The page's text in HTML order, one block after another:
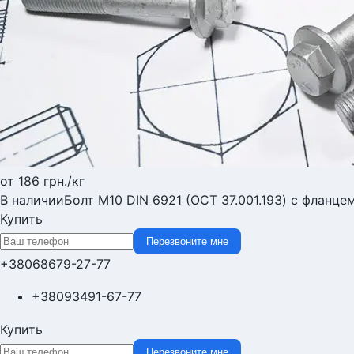
от 186 грн./кг
В наличииБолт М10 DIN 6921 (ОСТ 37.001.193) с
Купить
Перезвоните мне
+38068679-27-77
+38093491-67-77
Купить